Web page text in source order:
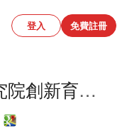
登入 免費註冊
財團法人農業科技研究院創新育成中心